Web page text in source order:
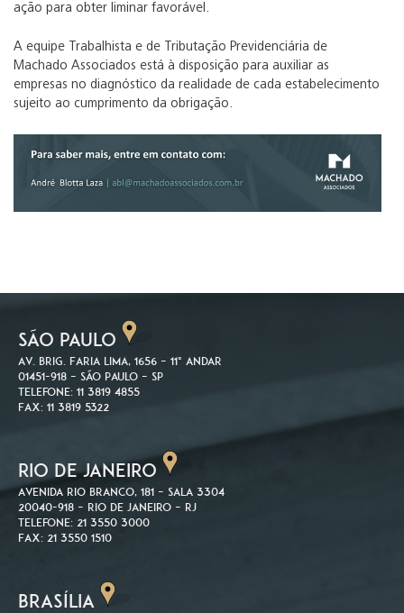
ação para obter liminar favorável.
A equipe Trabalhista e de Tributação Previdenciária de
Machado Associados está à disposição para auxiliar as
empresas no diagnóstico da realidade de cada estabelecimento
sujeito ao cumprimento da obrigação.
SÃO PAULO
Av. Brig. Faria Lima, 1656 – 11º andar
01451-918 – São Paulo – SP
Telefone: 11 3819 4855
Fax: 11 3819 5322
RIO DE JANEIRO
Avenida Rio Branco, 181 – Sala 3304
20040-918 – Rio de Janeiro – RJ
Telefone: 21 3550 3000
Fax: 21 3550 1510
BRASÍLIA